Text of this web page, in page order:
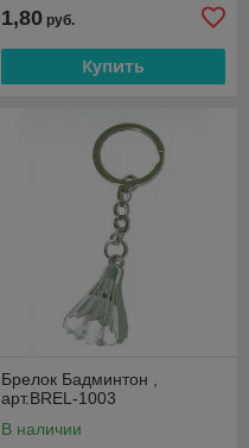
1,80 руб.
Купить
Брелок Бадминтон ,
арт.BREL-1003
В наличии